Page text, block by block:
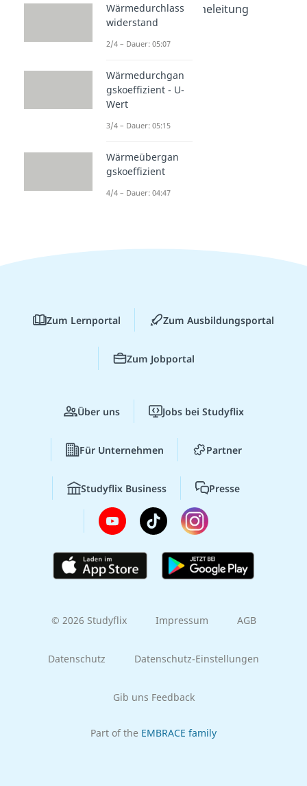
Instationäre Wärmeleitung
Dauer: 06:58
Wärmedurchlass
widerstand
2/4 – Dauer: 05:07
Wärmedurchgan
gskoeffizient - U-
Wert
3/4 – Dauer: 05:15
Wärmeübergan
gskoeffizient
4/4 – Dauer: 04:47
Zum Lernportal Zum Ausbildungsportal
Zum Jobportal
Über uns Jobs bei Studyflix
Für Unternehmen Partner
Studyflix Business Presse
© 2026 Studyflix Impressum AGB
Datenschutz Datenschutz-Einstellungen
Gib uns Feedback
Part of the EMBRACE family